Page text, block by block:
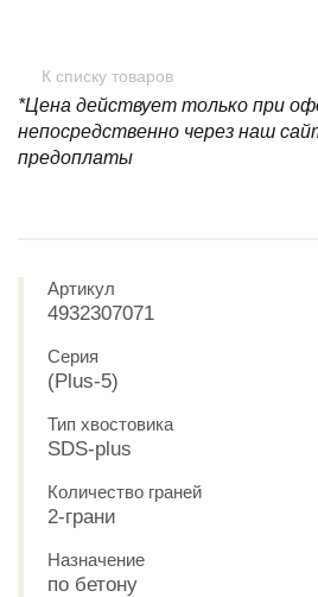
К списку товаров
*Цена действует только при
непосредственно через наш
предоплаты
Артикул
4932307071
Серия
(Plus-5)
Тип хвостовика
SDS-plus
Количество граней
2-грани
Назначение
по бетону